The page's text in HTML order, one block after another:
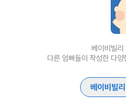
베이비빌리
다른 엄빠들이 작성한 다
베이비빌